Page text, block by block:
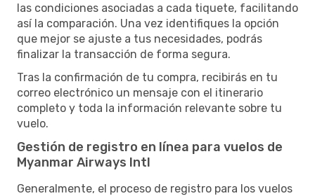
las condiciones asociadas a cada tiquete, facilitando
así la comparación. Una vez identifiques la opción
que mejor se ajuste a tus necesidades, podrás
finalizar la transacción de forma segura.
Tras la confirmación de tu compra, recibirás en tu
correo electrónico un mensaje con el itinerario
completo y toda la información relevante sobre tu
vuelo.
Gestión de registro en línea para vuelos de
Myanmar Airways Intl
Generalmente, el proceso de registro para los vuelos